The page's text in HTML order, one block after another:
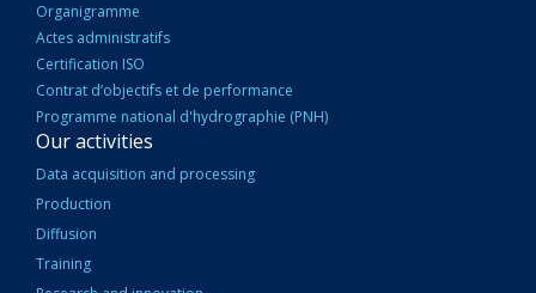
Organigramme
Actes administratifs
Certification ISO
Contrat d’objectifs et de performance
Programme national d'hydrographie (PNH)
Our activities
Data acquisition and processing
Production
Diffusion
Training